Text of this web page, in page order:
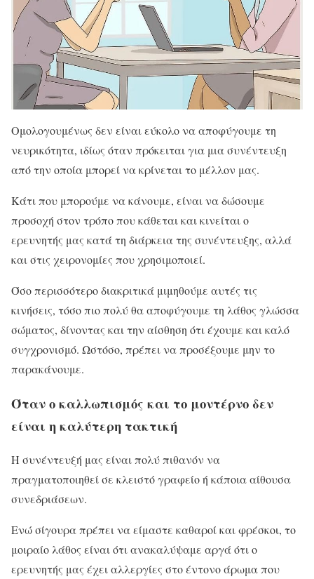
Ομολογουμένως δεν είναι εύκολο να αποφύγουμε τη
νευρικότητα, ιδίως όταν πρόκειται για μια συνέντευξη
από την οποία μπορεί να κρίνεται το μέλλον μας.
Κάτι που μπορούμε να κάνουμε, είναι να δώσουμε
προσοχή στον τρόπο που κάθεται και κινείται ο
ερευνητής μας κατά τη διάρκεια της συνέντευξης, αλλά
και στις χειρονομίες που χρησιμοποιεί.
Όσο περισσότερο διακριτικά μιμηθούμε αυτές τις
κινήσεις, τόσο πιο πολύ θα αποφύγουμε τη λάθος γλώσσα
σώματος, δίνοντας και την αίσθηση ότι έχουμε και καλό
συγχρονισμό. Ωστόσο, πρέπει να προσέξουμε μην το
παρακάνουμε.
Όταν ο καλλωπισμός και το μοντέρνο δεν
είναι η καλύτερη τακτική
Η συνέντευξή μας είναι πολύ πιθανόν να
πραγματοποιηθεί σε κλειστό γραφείο ή κάποια αίθουσα
συνεδριάσεων.
Ενώ σίγουρα πρέπει να είμαστε καθαροί και φρέσκοι, το
μοιραίο λάθος είναι ότι ανακαλύψαμε αργά ότι ο
ερευνητής μας έχει αλλεργίες στο έντονο άρωμα που